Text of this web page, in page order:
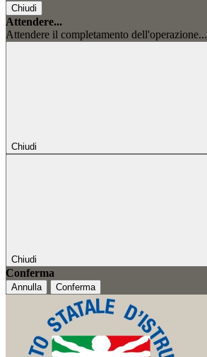
Chiudi
Attendere...
Attendere il completamento dell'operazione...
Chiudi
Chiudi
Conferma
Annulla Conferma